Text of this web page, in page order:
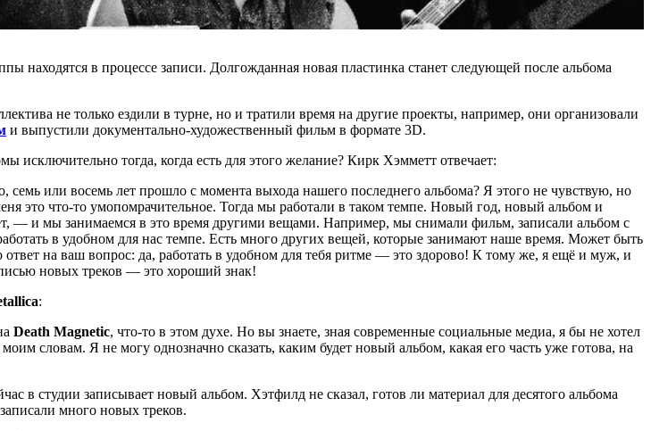
находятся в процессе записи. Долгожданная новая пластинка станет следующей после альбома
не только ездили в турне, но и тратили время на другие проекты, например, они организовали
и выпустили документально-художественный фильм в формате 3D.
исключительно тогда, когда есть для этого желание? Кирк Хэмметт отвечает:
семь или восемь лет прошло с момента выхода нашего последнего альбома? Я этого не чувствую, но
это что-то умопомрачительное. Тогда мы работали в таком темпе. Новый год, новый альбом и
— и мы занимаемся в это время другими вещами. Например, мы снимали фильм, записали альбом с
в удобном для нас темпе. Есть много других вещей, которые занимают наше время. Может быть
на ваш вопрос: да, работать в удобном для тебя ритме — это здорово! К тому же, я ещё и муж, и
новых треков — это хороший знак!
:
Death Magnetic, что-то в этом духе. Но вы знаете, зная современные социальные медиа, я бы не хотел
словам. Я не могу однозначно сказать, каким будет новый альбом, какая его часть уже готова, на
в студии записывает новый альбом. Хэтфилд не сказал, готов ли материал для десятого альбома
много новых треков.